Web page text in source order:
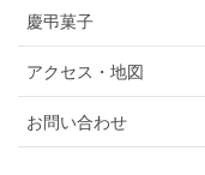
慶弔菓子
アクセス・地図
お問い合わせ